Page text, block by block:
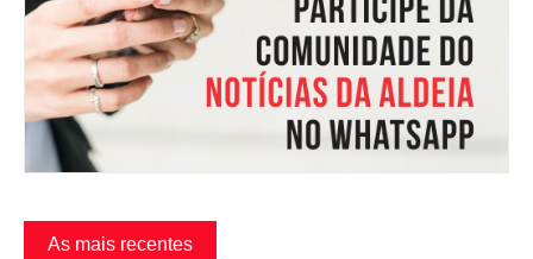
As mais recentes